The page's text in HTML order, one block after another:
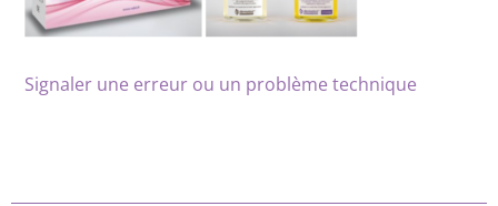
Signaler une erreur ou un problème technique